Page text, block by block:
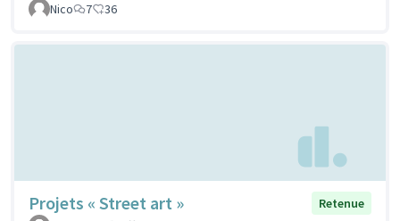
Nico
7 36
Projets « Street art »
Retenue